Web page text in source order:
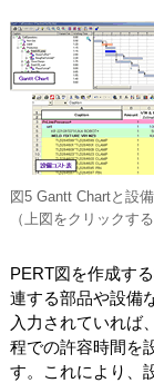
図5 Gantt Chartと設
（上図をクリックす
PERT図を作成す
連する部品や設備
入力されていれば
程での許容時間を
す。これにより、